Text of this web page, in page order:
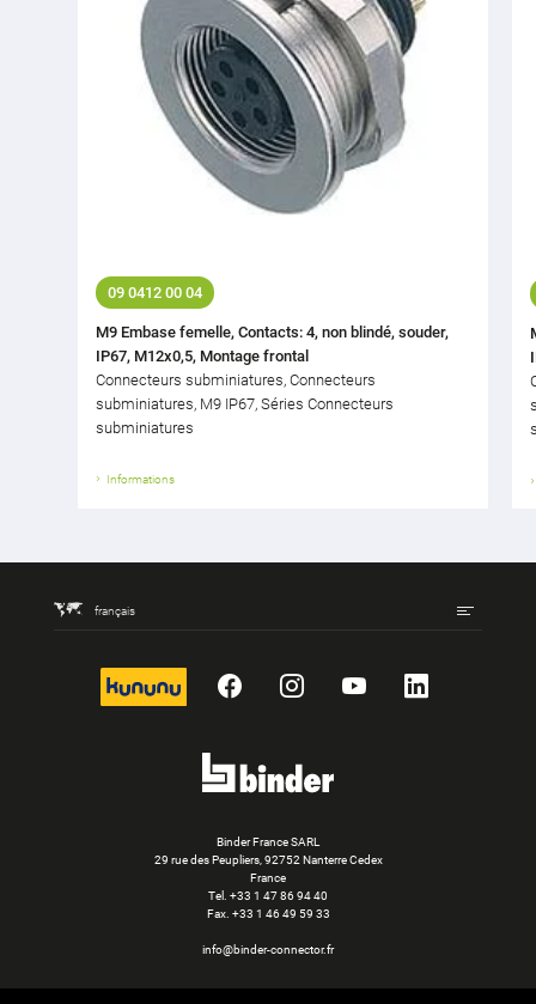
09 0412 00 04
M9 Embase femelle, Contacts: 4, non blindé, souder,
IP67, M12x0,5, Montage frontal
Connecteurs subminiatures, Connecteurs
subminiatures, M9 IP67, Séries Connecteurs
subminiatures
Informations
français
kununu FacebookInstagram
YouTubeLinkedIn
Binder France SARL
29 rue des Peupliers, 92752 Nanterre Cedex
France
Tel. +33 1 47 86 94 40
Fax. +33 1 46 49 59 33
info@binder-connector.fr